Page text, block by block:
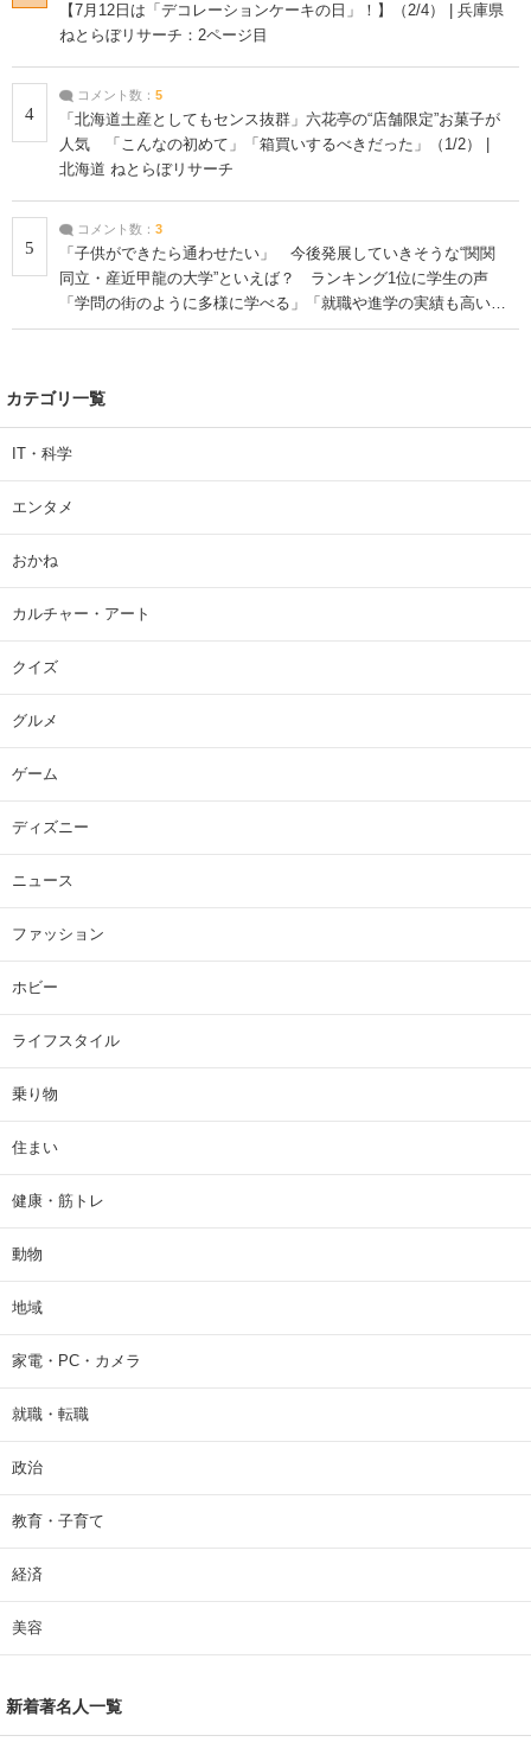
【7月12日は「デコレーションケーキの日」！】（2/4） | 兵庫県
ねとらぼリサーチ：2ページ目
4
コメント数： 5
「北海道土産としてもセンス抜群」六花亭の“店舗限定”お菓子が
人気 「こんなの初めて」「箱買いするべきだった」（1/2） |
北海道 ねとらぼリサーチ
5
コメント数： 3
「子供ができたら通わせたい」 今後発展していきそうな“関関
同立・産近甲龍の大学”といえば？ ランキング1位に学生の声
「学問の街のように多様に学べる」「就職や進学の実績も高い」
| 大学 ねとらぼリサーチ
カテゴリ一覧
IT・科学
エンタメ
おかね
カルチャー・アート
クイズ
グルメ
ゲーム
ディズニー
ニュース
ファッション
ホビー
ライフスタイル
乗り物
住まい
健康・筋トレ
動物
地域
家電・PC・カメラ
就職・転職
政治
教育・子育て
経済
美容
新着著名人一覧